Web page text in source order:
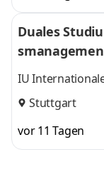
Duales
l
IU
Stuttgart
vor 11 Tagen